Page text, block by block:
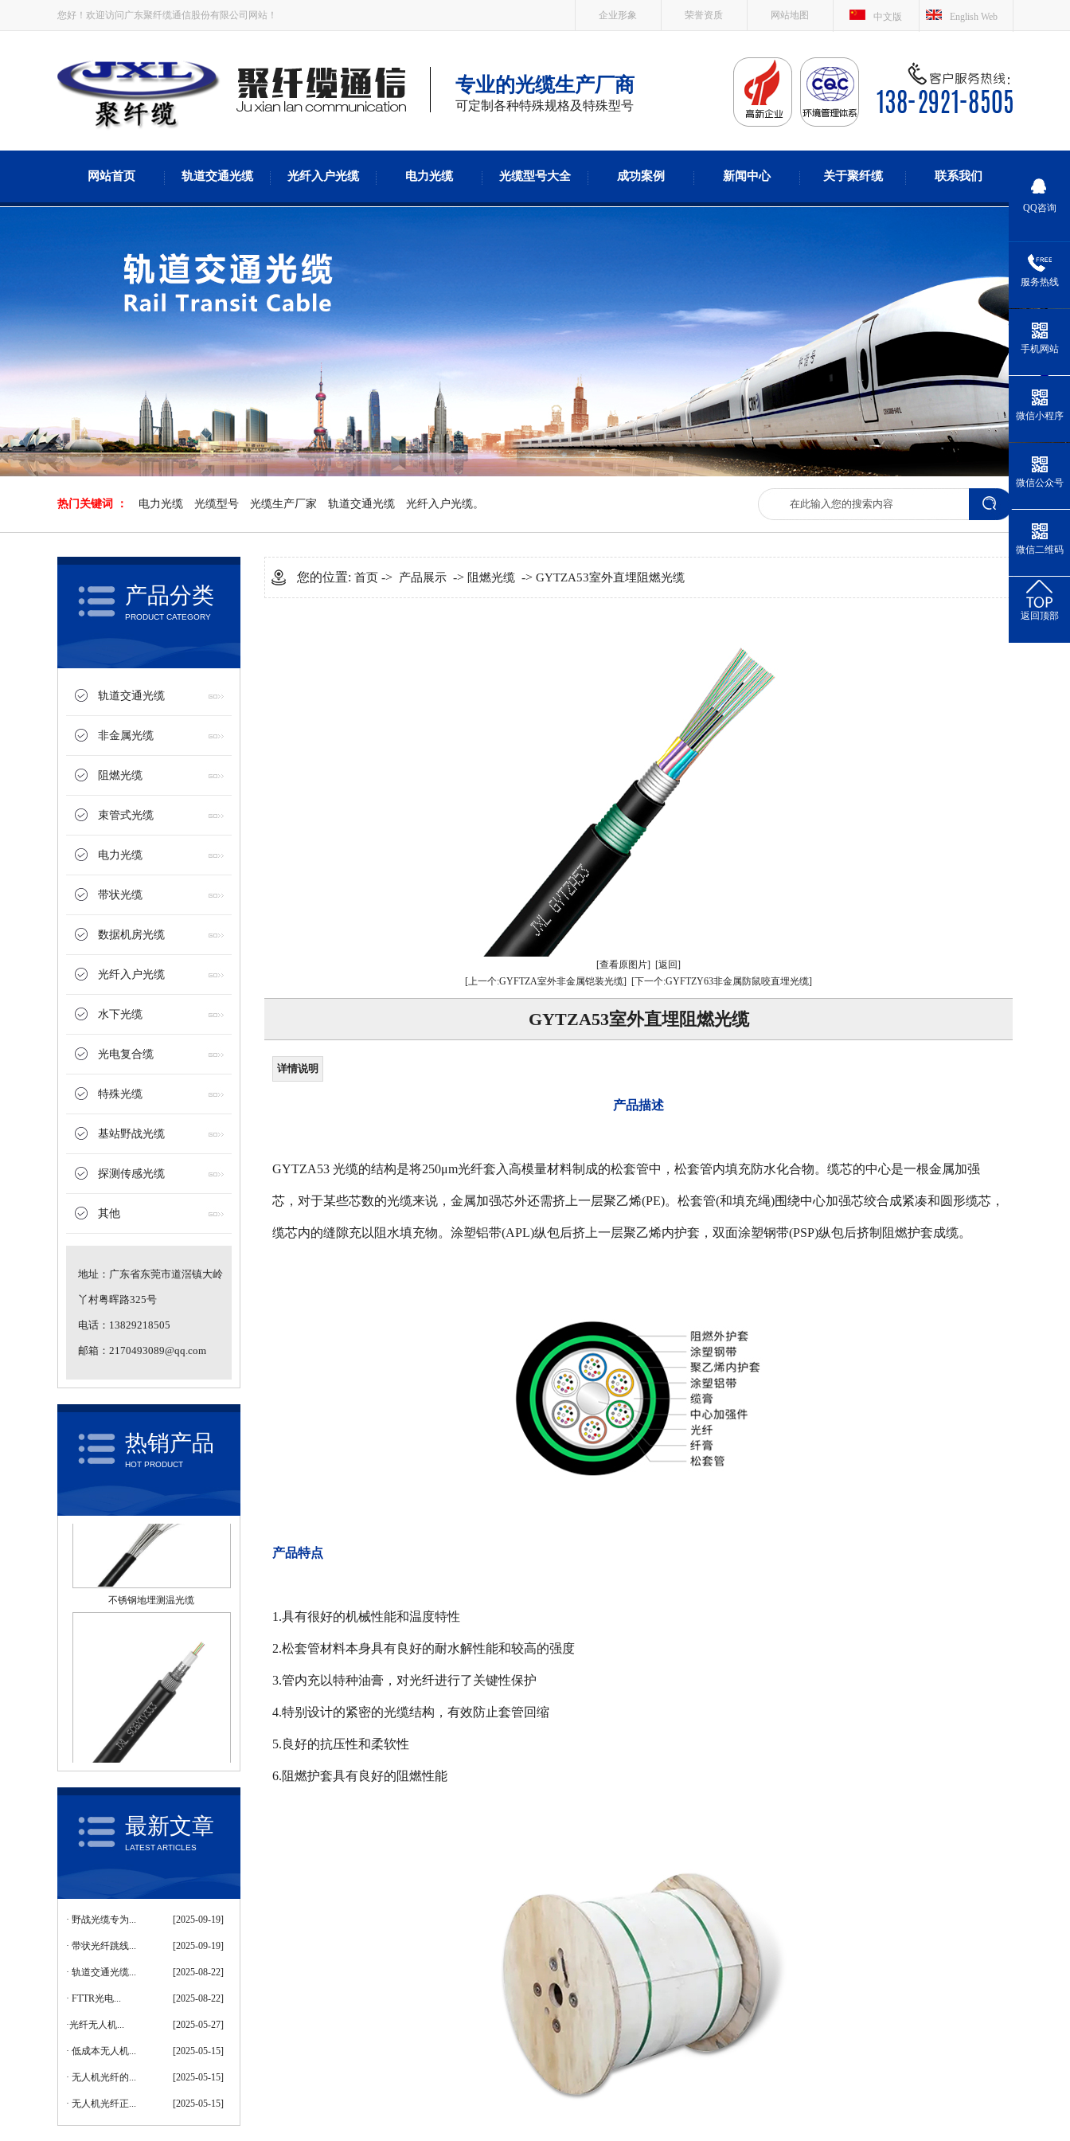
您好！欢迎访问广东聚纤缆通信股份有限公司网站！ 企业形象 荣誉资质 网站地图 中文版 English Web
专业的光缆生产厂商
可定制各种特殊规格及特殊型号
网站首页 轨道交通光缆 光纤入户光缆 电力光缆 光缆型号大全 成功案例 新闻中心 关于聚纤缆 联系我们
热门关键词 ： 电力光缆 光缆型号 光缆生产厂家 轨道交通光缆 光纤入户光缆。
产品分类
PRODUCT CATEGORY
轨道交通光缆
非金属光缆
阻燃光缆
束管式光缆
电力光缆
带状光缆
数据机房光缆
光纤入户光缆
水下光缆
光电复合缆
特殊光缆
基站野战光缆
探测传感光缆
其他
地址：广东省东莞市道滘镇大岭
丫村粤晖路325号
电话：13829218505
邮箱：2170493089@qq.com
热销产品
HOT PRODUCT
不锈钢钢管测温光缆
不锈钢地埋测温光缆
SCGXTY333地埋式铠装测温光缆
最新文章
LATEST ARTICLES
· 野战光缆专为... [2025-09-19]
· 带状光纤跳线... [2025-09-19]
· 轨道交通光缆... [2025-08-22]
· FTTR光电... [2025-08-22]
·​光纤无人机... [2025-05-27]
· 低成本无人机... [2025-05-15]
· 无人机光纤的... [2025-05-15]
· 无人机光纤正... [2025-05-15]
您的位置: 首页 -> 产品展示 -> 阻燃光缆 -> GYTZA53室外直埋阻燃光缆
[查看原图片] [返回]
[上一个:GYFTZA室外非金属铠装光缆] [下一个:GYFTZY63非金属防鼠咬直埋光缆]
GYTZA53室外直埋阻燃光缆
详情说明
​产品描述
GYTZA53 光缆的结构是将250μm光纤套入高模量材料制成的松套管中，松套管内填充防水化合物。缆芯的中心是一根金属加强
芯，对于某些芯数的光缆来说，金属加强芯外还需挤上一层聚乙烯(PE)。松套管(和填充绳)围绕中心加强芯绞合成紧凑和圆形缆芯，
缆芯内的缝隙充以阻水填充物。涂塑铝带(APL)纵包后挤上一层聚乙烯内护套，双面涂塑钢带(PSP)纵包后挤制阻燃护套成缆。
产品特点
1.具有很好的机械性能和温度特性
2.松套管材料本身具有良好的耐水解性能和较高的强度
3.管内充以特种油膏，对光纤进行了关键性保护
4.特别设计的紧密的光缆结构，有效防止套管回缩
5.良好的抗压性和柔软性
6.阻燃护套具有良好的阻燃性能
QQ咨询
服务热线
手机网站
微信小程序
微信公众号
微信二维码
返回顶部